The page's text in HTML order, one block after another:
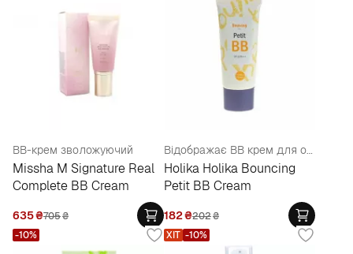
BB-крем зволожуючий
Missha M Signature Real
Complete BB Cream
635₴705₴
Відображає BB крем для обличчя
Holika Holika Bouncing
Petit BB Cream
182₴202₴
-10% ХІТ -10%